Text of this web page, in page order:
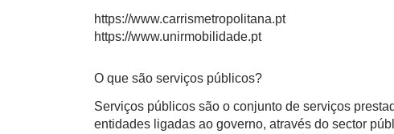
https://www.carrismetropolitana.pt
https://www.unirmobilidade.pt
O que são serviços públicos?
Serviços públicos são o conjunto de serviços
entidades ligadas ao governo, através do sector